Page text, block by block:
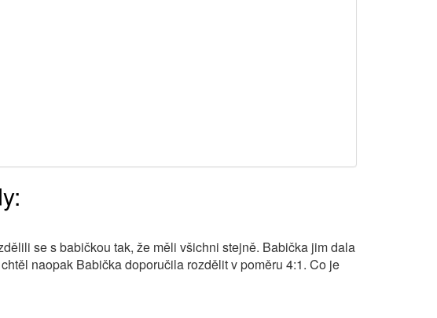
se s babičkou tak, že měli všichni stejně. Babička jim dala
naopak Babička doporučila rozdělit v poměru 4:1. Co je